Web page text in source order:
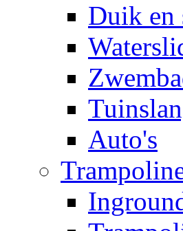
Duik en
Auto's